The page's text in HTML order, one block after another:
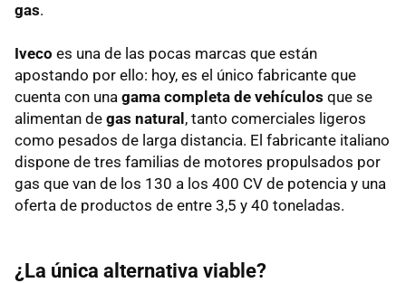
gas.
Iveco es una de las pocas marcas que están
apostando por ello: hoy, es el único fabricante que
cuenta con una gama completa de vehículos que se
alimentan de gas natural , tanto comerciales ligeros
como pesados de larga distancia. El fabricante italiano
dispone de tres familias de motores propulsados por
gas que van de los 130 a los 400 CV de potencia y una
oferta de productos de entre 3,5 y 40 toneladas.
¿La única alternativa viable?